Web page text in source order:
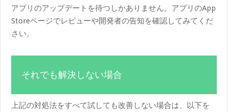
アプリのアップデートを待つしかありません。アプリのApp
Storeページでレビューや開発者の告知を確認してみてくだ
さい。
それでも解決しない場合
上記の対処法をすべて試しても改善しない場合は、以下を